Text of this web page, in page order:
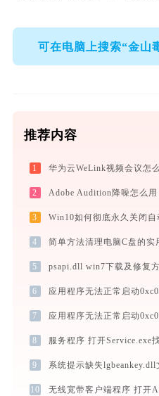
可在电脑上搜索“金山
推荐内容
1
2
3
4 简单方法清理电脑C盘的实
5 psapi.dll win7下载及修复
6 应用程序无法正常启动
7 应用程序无法正常启动
8 服务程序 打开Service.exe
9 系统提示缺失
10